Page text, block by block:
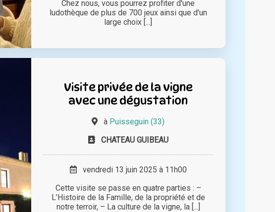
Chez nous, vous pourrez profiter d'une
ludothèque de plus de 700 jeux ainsi que d'un
large choix [...]
Visite privée de la vigne
avec une dégustation
à Puisseguin (33)
CHATEAU GUIBEAU
vendredi 13 juin 2025 à 11h00
Cette visite se passe en quatre parties : –
L’Histoire de la Famille, de la propriété et de
notre terroir, – La culture de la vigne, la [...]